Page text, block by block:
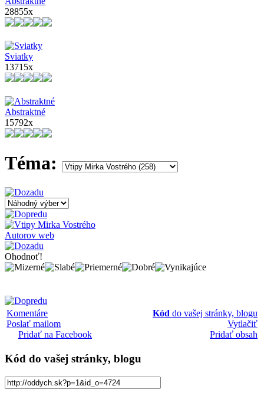
28855x
Sviatky
13715x
Abstraktné
15792x
Téma:
Autorov web
Ohodnoť!
Komentáre
Poslať mailom
Pridať na Facebook
Kód do vašej stránky, blogu
Vytlačiť
Pridať obsah
Kód do vašej stránky, blogu